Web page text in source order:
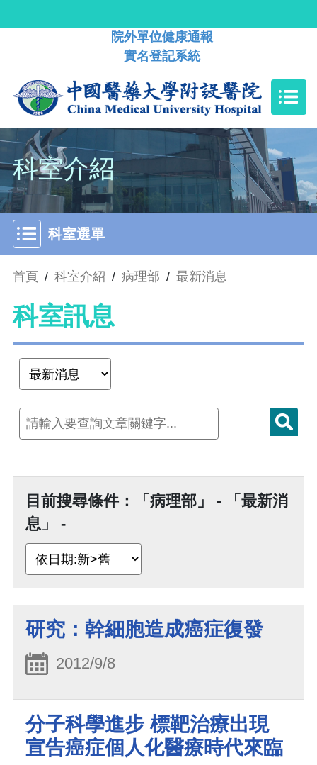
院外單位健康通報
實名登記系統
科室介紹
科室選單
首頁 / 科室介紹 / 病理部 / 最新消息
科室訊息
目前搜尋條件：「病理部」 - 「最新消
息」 -
研究：幹細胞造成癌症復發
2012/9/8
分子科學進步 標靶治療出現
宣告癌症個人化醫療時代來臨